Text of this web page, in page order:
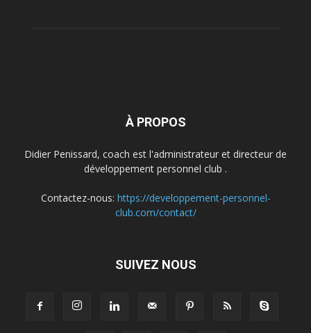
À PROPOS
Didier Penissard, coach est l'administrateur et directeur de
développement personnel club .
Contactez-nous: https://developpement-personnel-
club.com/contact/
SUIVEZ NOUS